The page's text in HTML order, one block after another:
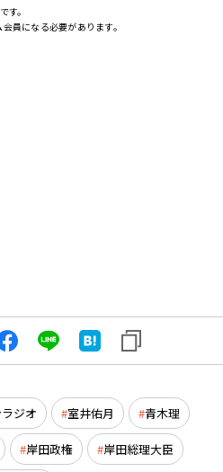
す。
員になる必要があります。
ジオ 室井佑月 青木理
岸田政権 岸田総理大臣